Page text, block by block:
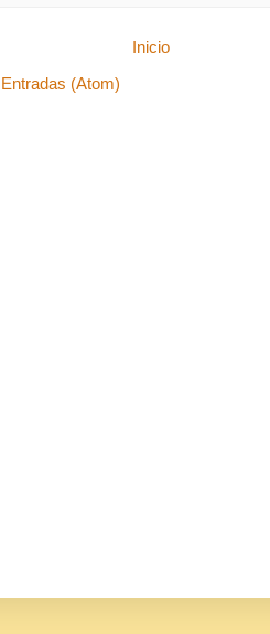
Inicio
Entradas (Atom)